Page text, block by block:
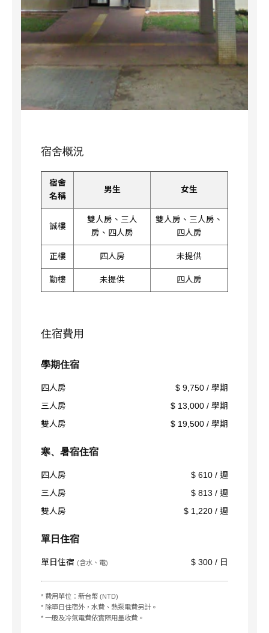
宿舍概況
宿舍
名稱
男生 女生
誠樓
雙人房、三人
房、四人房
雙人房、三人房、
四人房
正樓 四人房 未提供
勤樓 未提供 四人房
住宿費用
學期住宿
四人房
$ 9,750 / 學期
三人房
$ 13,000 / 學期
雙人房
$ 19,500 / 學期
寒、暑宿住宿
四人房
$ 610 / 週
三人房
$ 813 / 週
雙人房
$ 1,220 / 週
單日住宿
單日住宿 (含水、電) $ 300 / 日
* 費用單位：新台幣 (NTD)
* 除單日住宿外，水費、熱泵電費另計。
* 一般及冷氣電費依實際用量收費。